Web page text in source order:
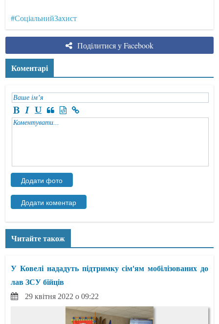
#СоціальнийЗахист
Поділитися у Facebook
Коментарі
Читайте також
У Ковелі нададуть підтримку сім'ям мобілізованих до
лав ЗСУ бійців
29 квітня 2022 о 09:22